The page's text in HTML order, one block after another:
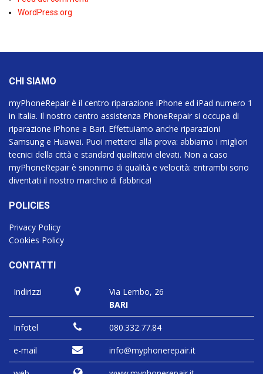
WordPress.org
CHI SIAMO
myPhoneRepair è il centro riparazione iPhone ed iPad numero 1
in Italia. Il nostro centro assistenza PhoneRepair si occupa di
riparazione iPhone a Bari. Effettuiamo anche riparazioni
Samsung e Huawei. Puoi metterci alla prova: abbiamo i migliori
tecnici della città e standard qualitativi elevati. Non a caso
myPhoneRepair è sinonimo di qualità e velocità: entrambi sono
diventati il nostro marchio di fabbrica!
POLICIES
Privacy Policy
Cookies Policy
CONTATTI
Indirizzi
Via Lembo, 26
BARI
Infotel 080.332.77.84
e-mail info@myphonerepair.it